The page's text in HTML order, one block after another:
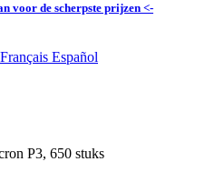
voor de scherpste prijzen <-
Français Español
P3, 650 stuks